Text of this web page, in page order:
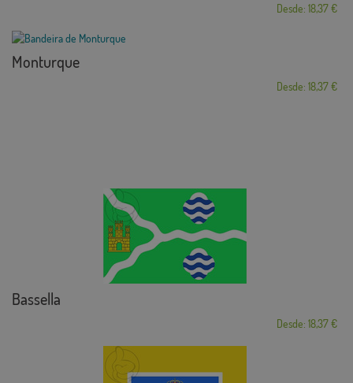
Desde: 18,37 €
Monturque
Desde: 18,37 €
Bassella
Desde: 18,37 €